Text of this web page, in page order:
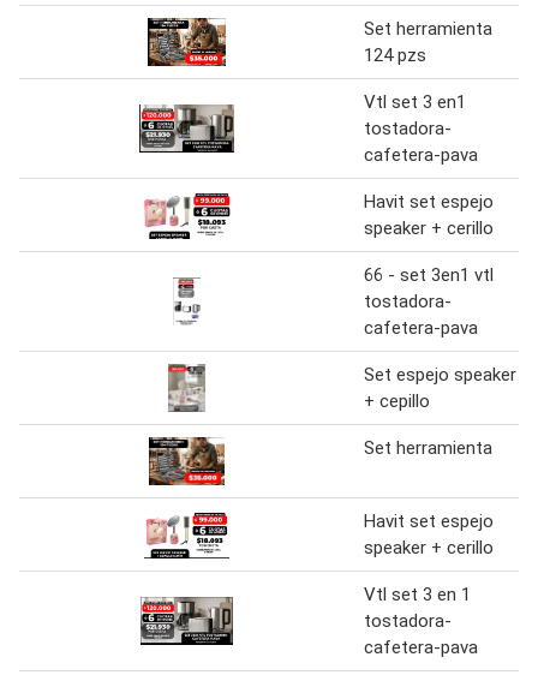
Set herramienta
124 pzs
Vtl set 3 en1
tostadora-
cafetera-pava
Havit set espejo
speaker + cerillo
66 - set 3en1 vtl
tostadora-
cafetera-pava
Set espejo speaker
+ cepillo
Set herramienta
Havit set espejo
speaker + cerillo
Vtl set 3 en 1
tostadora-
cafetera-pava